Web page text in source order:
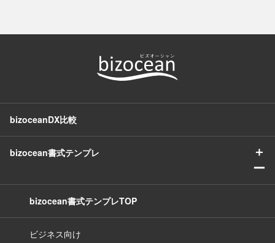
bizoceanDX比較
bizocean書式テンプレ
＋
ー
bizocean書式テンプレTOP
ビジネス向け